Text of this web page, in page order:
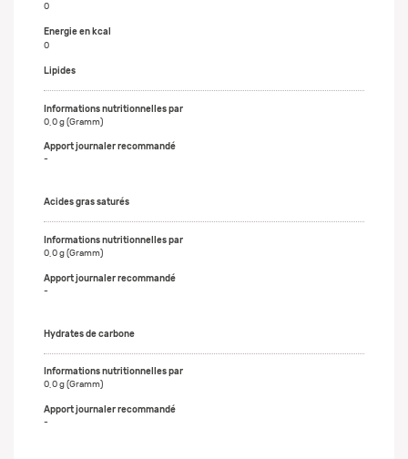
0
Energie en kcal
0
Lipides
0,0 g (Gramm)
-
Acides gras saturés
0,0 g (Gramm)
-
Hydrates de carbone
0,0 g (Gramm)
-